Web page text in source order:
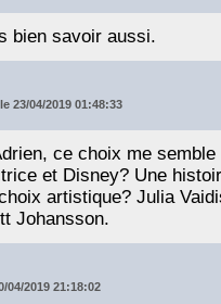
bien savoir aussi.
23/04/2019 01:48:33
ce choix me
et Disney? Une
artistique? Julia
Johansson.
2019 21:18:02